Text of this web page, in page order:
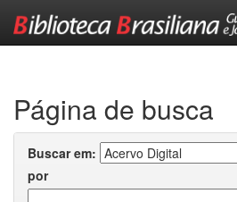
Página de busca
Buscar em:
por